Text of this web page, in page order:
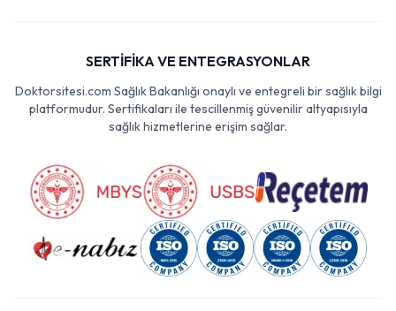
SERTİFİKA VE ENTEGRASYONLAR
Doktorsitesi.com Sağlık Bakanlığı onaylı ve entegreli bir sağlık bilgi
platformudur. Sertifikaları ile tescillenmiş güvenilir altyapısıyla
sağlık hizmetlerine erişim sağlar.